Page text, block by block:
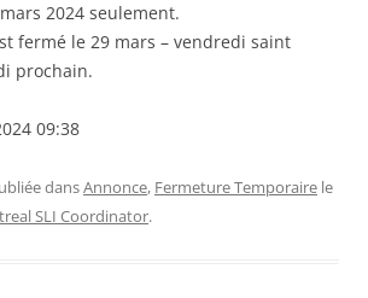
2024 seulement.
fermé le 29 mars – vendredi saint
prochain.
09:38
dansAnnonce, Fermeture Temporaire le
SLI Coordinator.